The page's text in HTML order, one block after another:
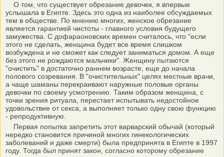
О том, что существует обрезание девочек, я впервые
услышала в Египте. Здесь это одна из наиболее обсуждаемых
тем в обществе. По мнению многих, женское обрезание
является гарантией чистоты - главного условия будущего
замужества. С дофараоновских времен считалось, что "если
этого не сделать, женщина будет все время слишком
возбуждена и не сможет как следует заниматься домом. А еще
без этого не рождаются мальчики". Женщину пытаются
"очистить" в достаточно раннем возрасте, еще до начала
полового созревания. В "очистительных" целях местные врачи,
а чаще шаманы перекраивают наружные половые органы
девочки по своему усмотрению. Таким образом женщина, с
точки зрения ритуала, перестает испытывать недостойное
удовольствие от секса, а выполняет только одну свою функцию
- репродуктивную.
Первая попытка запретить этот варварский обычай (который
нередко становится причиной многих гинекологических
заболеваний и даже смерти) была предпринята в Египте в 1997
году. Тогда был принят закон, согласно которому обрезание